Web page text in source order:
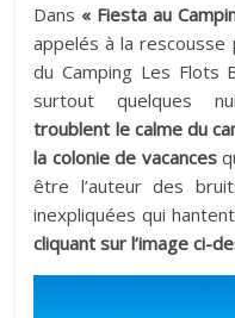
Dans « Fiesta au
appelés à la
du Camping Les Flots
surtout quelques
troublent le calme du
la colonie de vacances
être l’auteur des
inexpliquées qui
cliquant sur l’image ci-